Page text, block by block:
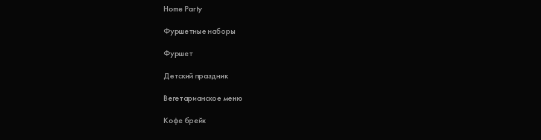
Home Party
Фуршетные наборы
Фуршет
Детский праздник
Вегетарианское меню
Кофе брейк